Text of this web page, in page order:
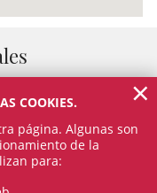
COOKIES.
página. Algunas son
de la
para:
×